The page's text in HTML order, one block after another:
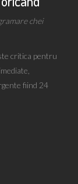
chei
critica pentru
fiind 24